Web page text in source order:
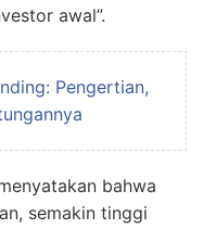
awal”.
Pengertian,
bahwa
semakin tinggi